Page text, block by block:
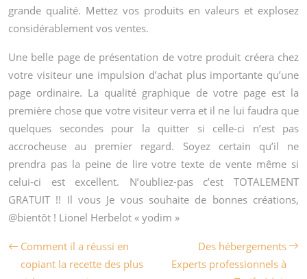
grande qualité. Mettez vos produits en valeurs et explosez
considérablement vos ventes.
Une belle page de présentation de votre produit créera chez
votre visiteur une impulsion d’achat plus importante qu’une
page ordinaire. La qualité graphique de votre page est la
première chose que votre visiteur verra et il ne lui faudra que
quelques secondes pour la quitter si celle-ci n’est pas
accrocheuse au premier regard. Soyez certain qu’il ne
prendra pas la peine de lire votre texte de vente même si
celui-ci est excellent. N’oubliez-pas c’est TOTALEMENT
GRATUIT !! Il vous Je vous souhaite de bonnes créations,
@bientôt ! Lionel Herbelot « yodim »
Comment il a réussi en
copiant la recette des plus
Des hébergements
Experts professionnels à